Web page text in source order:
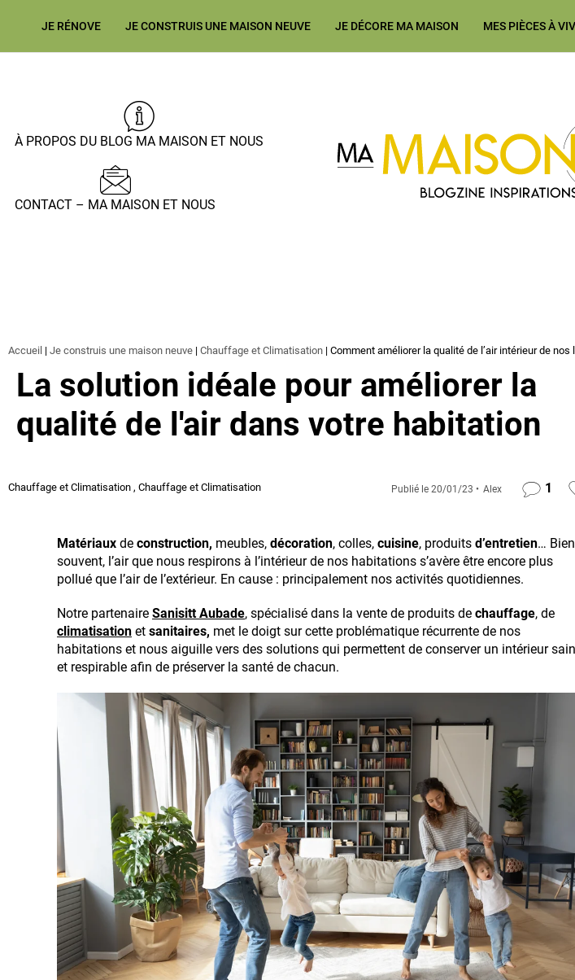
JE RÉNOVE JE CONSTRUIS UNE MAISON NEUVE JE DÉCORE MA MAISON MES PIÈCES À
Ma
À PROPOS DU BLOG MA MAISON ET NOUS
CONTACT – MA MAISON ET NOUS
Accueil | Je construis une maison neuve | Chauffage et Climatisation | Comment améliorer la qualité de l’air intérieur de nos
La solution idéale pour améliorer la
qualité de l'air dans votre habitation
Chauffage et Climatisation , Chauffage et Climatisation Publié le 20/01/23 Alex 1
Matériaux de construction, meubles, décoration, colles, cuisine, produits d’entretien… Bien
souvent, l’air que nous respirons à l’intérieur de nos habitations s’avère être encore plus
pollué que l’air de l’extérieur. En cause : principalement nos activités quotidiennes.
Notre partenaire Sanisitt Aubade, spécialisé dans la vente de produits de chauffage, de
climatisation et sanitaires, met le doigt sur cette problématique récurrente de nos
habitations et nous aiguille vers des solutions qui permettent de conserver un intérieur sain
et respirable afin de préserver la santé de chacun.